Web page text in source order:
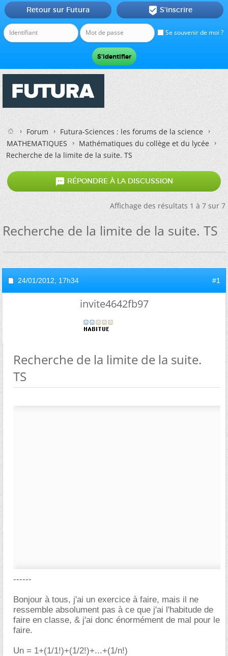
Se souvenir de moi ?
Retour sur Futura  S'inscrire
Forum
Futura-Sciences : les forums de la science
MATHEMATIQUES
Mathématiques du collège et du lycée
Recherche de la limite de la suite. TS
 RÉPONDRE À LA DISCUSSION
Affichage des résultats 1 à 7 sur 7
Recherche de la limite de la suite. TS
24/01/2012, 17h34 #1
invite4642fb97
Recherche de la limite de la suite.
TS
------
Bonjour à tous, j'ai un exercice à faire, mais il ne
ressemble absolument pas à ce que j'ai l'habitude de
faire en classe, & j'ai donc énormément de mal pour le
faire.
Un = 1+(1/1!)+(1/2!)+...+(1/n!)